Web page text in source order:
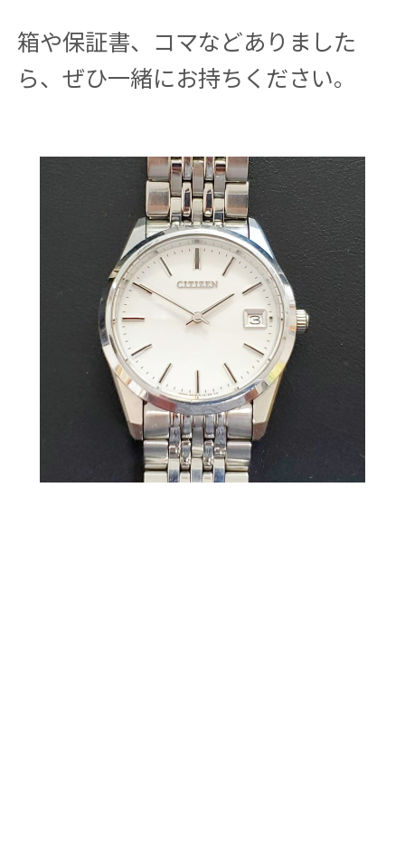
箱や保証書、コマなどありました
ら、ぜひ一緒にお持ちください。